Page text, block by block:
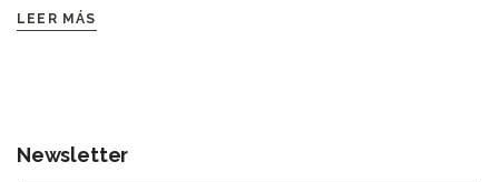
LEER MÁS
Newsletter